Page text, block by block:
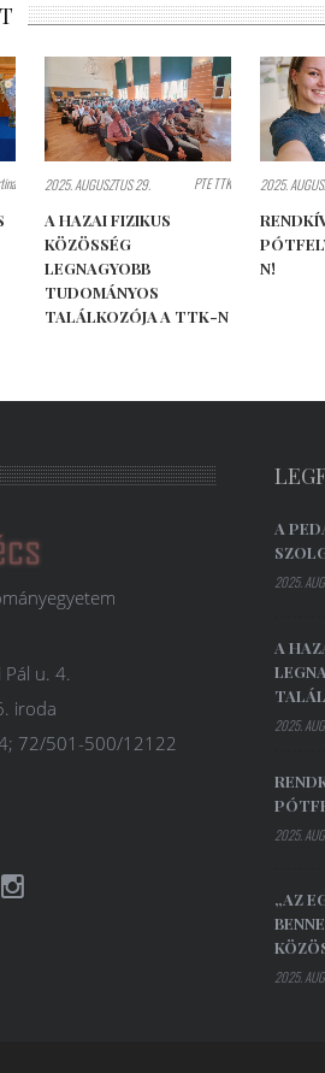
2025. AUGUSZTUS 29. PTE TTK
A HAZAI FIZIKUS
KÖZÖSSÉG
LEGNAGYOBB
TUDOMÁNYOS
TALÁLKOZÓJA A TTK-N
2025.
N!
Pál u. 4.
iroda
72/501-500/12122
A
2025.
A
2025.
2025.
„AZ
2025.